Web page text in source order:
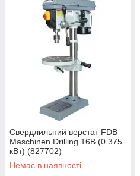
Свердлильний верстат FDB
Maschinen Drilling 16B (0.375
кВт) (827702)
Немає в наявності